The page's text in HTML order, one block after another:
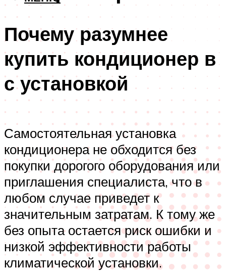
Почему разумнее
купить кондиционер в
с установкой
Самостоятельная установка
кондиционера не обходится без
покупки дорогого оборудования или
приглашения специалиста, что в
любом случае приведет к
значительным затратам. К тому же
без опыта остается риск ошибки и
низкой эффективности работы
климатической установки.